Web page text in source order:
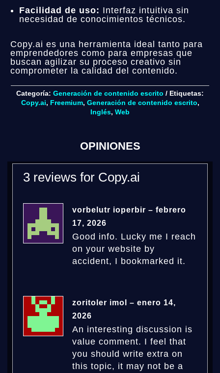
Facilidad de uso: Interfaz intuitiva sin
necesidad de conocimientos técnicos.
Copy.ai es una herramienta ideal tanto para
emprendedores como para empresas que
buscan agilizar su proceso creativo sin
comprometer la calidad del contenido.
Categoría: Generación de contenido escrito
Etiquetas:
Copy.ai, Freemium, Generación de contenido escrito,
Inglés, Web
OPINIONES
3 reviews for Copy.ai
vorbelutr ioperbir– febrero
17, 2026
Good info. Lucky me I reach
on your website by
accident, I bookmarked it.
zoritoler imol– enero 14,
2026
An interesting discussion is
value comment. I feel that
you should write extra on
this topic, it may not be a